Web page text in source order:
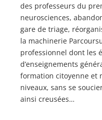
des professeurs du
neurosciences,
gare de triage,
la machinerie
professionnel dont les
d’enseignements
formation citoyenne et
niveaux, sans se
ainsi creusées…